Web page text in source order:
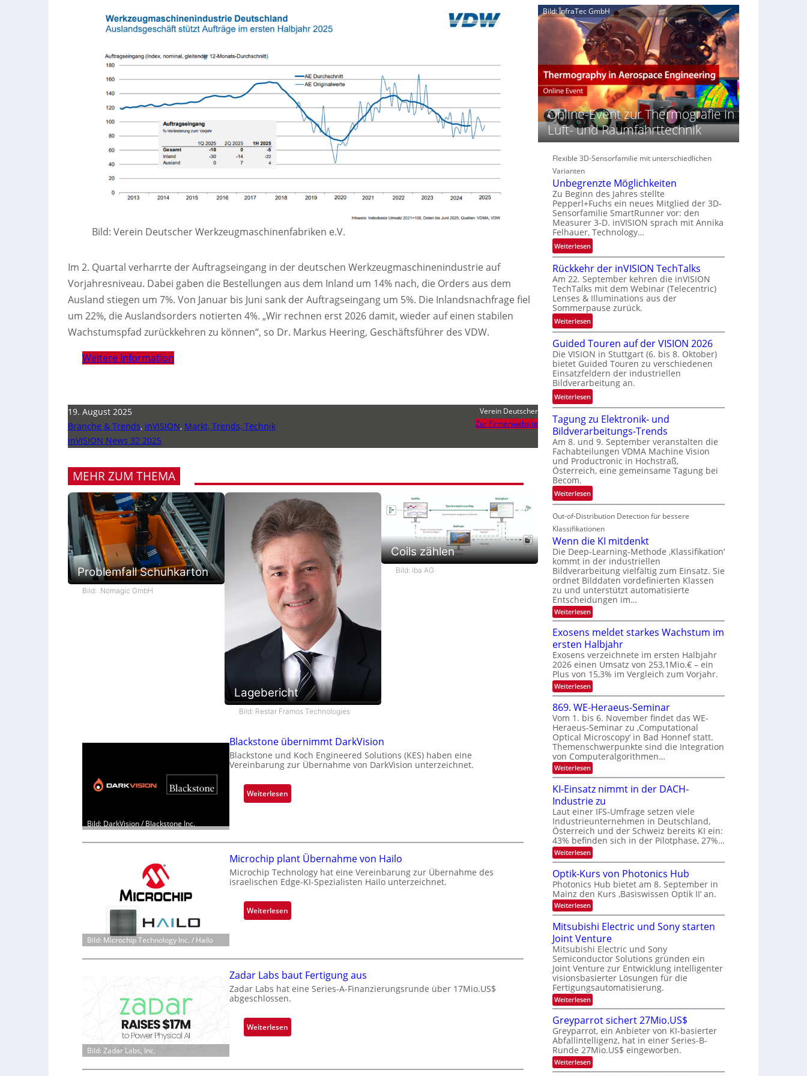
Bild: Verein Deutscher Werkzeugmaschinenfabriken e.V.
Im 2. Quartal verharrte der Auftragseingang in der deutschen Werkzeugmaschinenindustrie auf
Vorjahresniveau. Dabei gaben die Bestellungen aus dem Inland um 14% nach, die Orders aus dem
Ausland stiegen um 7%. Von Januar bis Juni sank der Auftragseingang um 5%. Die Inlandsnachfrage fiel
um 22%, die Auslandsorders notierten 4%. „Wir rechnen erst 2026 damit, wieder auf einen stabilen
Wachstumspfad zurückkehren zu können“, so Dr. Markus Heering, Geschäftsführer des VDW.
Weitere Information
19. August 2025
Branche & Trends, inVISION, Markt, Trends, Technik
inVISION News 32 2025
Verein Deutscher
Zur Firmenwebsite
MEHR ZUM THEMA
Problemfall Schuhkarton
Bild: .Nomagic GmbH
Lagebericht
Bild: Restar Framos Technologies
Coils zählen
Bild: iba AG
Bild: DarkVision / Blackstone Inc.
Blackstone übernimmt DarkVision
Blackstone und Koch Engineered Solutions (KES) haben eine
Vereinbarung zur Übernahme von DarkVision unterzeichnet.
Weiterlesen:
B
c
k
s
t
n
e
e
n
i
m
t
r
Bild: Microchip Technology Inc. / Hailo
Microchip plant Übernahme von Hailo
Microchip Technology hat eine Vereinbarung zur Übernahme des
israelischen Edge-KI-Spezialisten Hailo unterzeichnet.
Weiterlesen:
M
r
o
c
h
p
Bild: Zadar Labs, Inc.
Zadar Labs baut Fertigung aus
Zadar Labs hat eine Series-A-Finanzierungsrunde über 17Mio.US$
abgeschlossen.
Weiterlesen:
Z
n
S
e
e
a
c
t
s
S
e
r
i
e
B
-
R
u
n
d
e
n
z
i
E
M
E
A
-
R
e
g
i
o
n
e
‚
H
y
p
e
r
s
p
e
c
t
r
l
N
e
w
s
‘
Bild: InfraTec GmbH
Online-Event zur Thermografie in
Luft- und Raumfahrttechnik
Flexible 3D-Sensorfamilie mit unterschiedlichen
Varianten
Unbegrenzte Möglichkeiten
Zu Beginn des Jahres stellte
Pepperl+Fuchs ein neues Mitglied der 3D-
Sensorfamilie SmartRunner vor: den
Measurer 3-D. inVISION sprach mit Annika
Felhauer, Technology…
Weiterlesen:
U
n
b
e
g
r
e
z
t
e
M
g
l
i
c
h
k
e
i
t
e
n
Rückkehr der inVISION TechTalks
Am 22. September kehren die inVISION
TechTalks mit dem Webinar (Telecentric)
Lenses & Illuminations aus der
Sommerpause zurück.
Weiterlesen:
R
ü
c
k
k
e
h
d
e
r
i
n
I
S
I
O
N
T
e
c
h
T
a
l
k
s
Guided Touren auf der VISION 2026
Die VISION in Stuttgart (6. bis 8. Oktober)
bietet Guided Touren zu verschiedenen
Einsatzfeldern der industriellen
Bildverarbeitung an.
Weiterlesen:
G
u
i
d
e
d
T
o
u
e
n
a
u
f
d
e
r
V
I
S
I
O
N
2
0
2
6
Tagung zu Elektronik- und
Bildverarbeitungs-Trends
Am 8. und 9. September veranstalten die
Fachabteilungen VDMA Machine Vision
und Productronic in Hochstraß,
Österreich, eine gemeinsame Tagung bei
Becom.
Weiterlesen:
T
a
g
u
n
g
z
u
E
l
e
k
t
r
o
n
i
k
-
u
n
d
B
i
l
d
v
e
r
a
r
b
i
t
u
n
g
s
-
T
r
e
n
d
s
Out-of-Distribution Detection für bessere
Klassifikationen
Wenn die KI mitdenkt
Die Deep-Learning-Methode ‚Klassifikation‘
kommt in der industriellen
Bildverarbeitung vielfältig zum Einsatz. Sie
ordnet Bilddaten vordefinierten Klassen
zu und unterstützt automatisierte
Entscheidungen im…
Weiterlesen:
W
n
n
d
i
e
K
I
m
i
t
d
e
n
k
t
Exosens meldet starkes Wachstum im
ersten Halbjahr
Exosens verzeichnete im ersten Halbjahr
2026 einen Umsatz von 253,1Mio.€ – ein
Plus von 15,3% im Vergleich zum Vorjahr.
Weiterlesen:
E
x
o
s
e
n
s
m
e
l
d
e
t
s
t
a
r
k
e
s
W
a
c
h
s
t
u
m
i
m
e
r
s
t
e
n
H
a
b
j
a
h
r
869. WE-Heraeus-Seminar
Vom 1. bis 6. November findet das WE-
Heraeus-Seminar zu ‚Computational
Optical Microscopy‘ in Bad Honnef statt.
Themenschwerpunkte sind die Integration
von Computeralgorithmen…
Weiterlesen:
8
9
.
W
E
-
H
e
r
a
u
s
-
S
e
m
i
n
a
r
KI-Einsatz nimmt in der DACH-
Industrie zu
Laut einer IFS-Umfrage setzen viele
Industrieunternehmen in Deutschland,
Österreich und der Schweiz bereits KI ein:
43% befinden sich in der Pilotphase, 27%…
Weiterlesen:
K
-
E
i
n
s
a
t
z
n
i
m
m
t
i
n
d
e
r
D
A
C
H
-
I
Optik-Kurs von Photonics Hub
Photonics Hub bietet am 8. September in
Mainz den Kurs ‚Basiswissen Optik II‘ an.
Weiterlesen:
O
p
t
i
k
-
K
u
r
s
v
o
P
h
o
t
o
n
i
Mitsubishi Electric und Sony starten
Joint Venture
Mitsubishi Electric und Sony
Semiconductor Solutions gründen ein
Joint Venture zur Entwicklung intelligenter
visionsbasierter Lösungen für die
Fertigungsautomatisierung.
Weiterlesen:
M
t
s
u
b
i
s
h
Greyparrot sichert 27Mio.US$
Greyparrot, ein Anbieter von KI-basierter
Abfallintelligenz, hat in einer Series-B-
Runde 27Mio.US$ eingeworben.
Weiterlesen:
G